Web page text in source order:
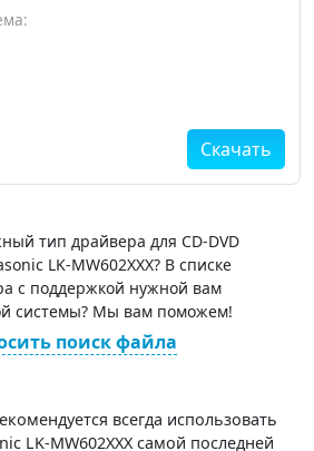
Скачать
тип драйвера для CD-DVD
LK-MW602XXX? В списке
с поддержкой нужной вам
системы? Мы вам поможем!
поиск файла
всегда использовать
LK-MW602XXX самой последней